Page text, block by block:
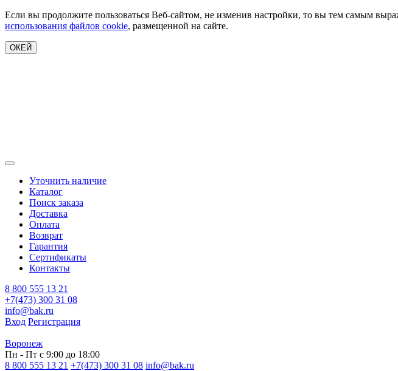
Если вы продолжите пользоваться Веб-сайтом, не изменив настройки, то вы тем самым
использования файлов cookie, размещенной на сайте.
ОКЕЙ
Уточнить наличие
Каталог
Поиск заказа
Доставка
Оплата
Возврат
Гарантия
Сертификаты
Контакты
8 800 555 13 21
+7(473) 300 31 08
info@bak.ru
Вход Регистрация
Воронеж
Пн - Пт с 9:00 до 18:00
8 800 555 13 21 +7(473) 300 31 08 info@bak.ru